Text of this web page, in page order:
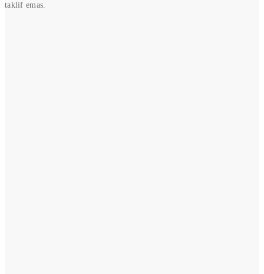
taklif emas.